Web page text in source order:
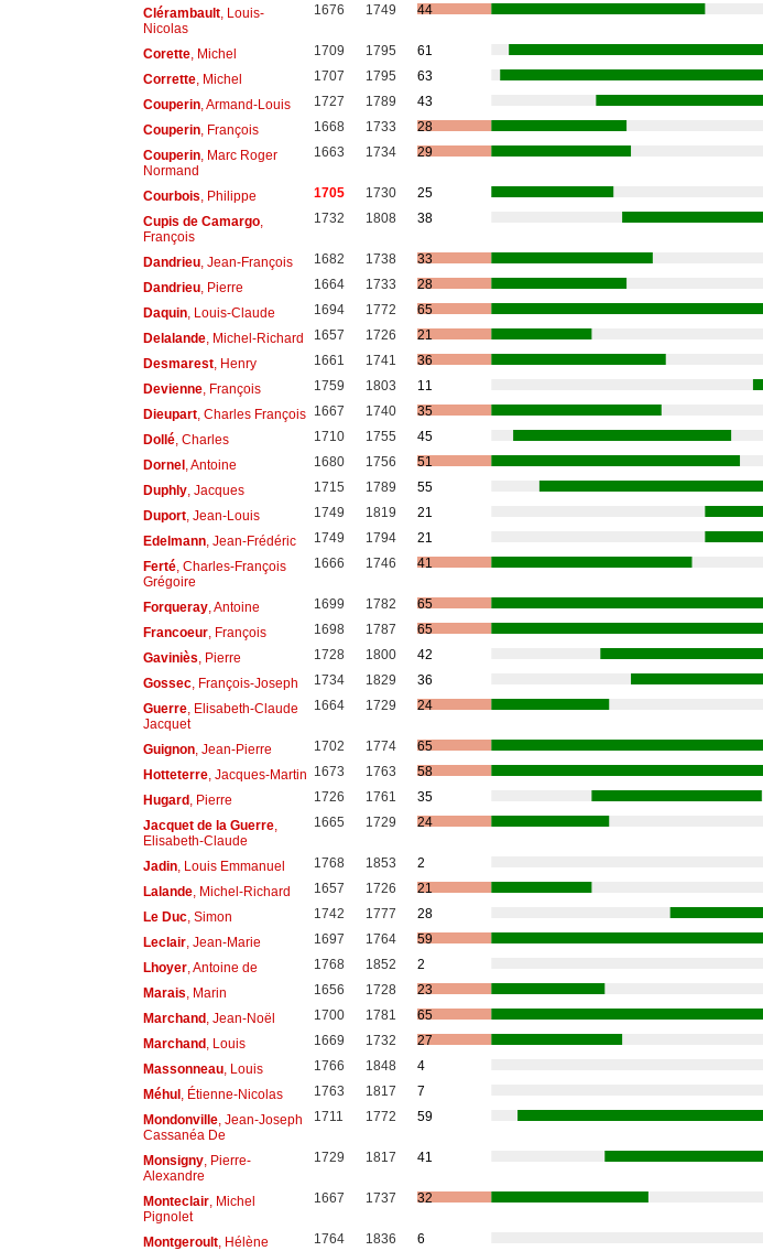
Clérambault, Louis-
Nicolas
1676 1749 44
Corette, Michel 1709 1795
61
Corrette, Michel 1707 1795
63
Couperin, Armand-Louis 1727 1789
43
Couperin, François 1668 1733
28
Couperin, Marc Roger
Normand
1663 1734 29
Courbois , Philippe 1705 1730
25
Cupis de Camargo,
François
1732 1808 38
Dandrieu, Jean-François 1682 1738
33
Dandrieu, Pierre 1664 1733
28
Daquin, Louis-Claude 1694 1772
65
Delalande, Michel-Richard 1657 1726
21
Desmarest, Henry 1661 1741
36
Devienne, François 1759 1803
11
Dieupart, Charles François 1667 1740
35
Dollé, Charles 1710 1755
45
Dornel, Antoine 1680 1756
51
Duphly, Jacques 1715 1789
55
Duport, Jean-Louis 1749 1819
21
Edelmann, Jean-Frédéric 1749 1794
21
Ferté, Charles-François
Grégoire
1666 1746 41
Forqueray, Antoine 1699 1782
65
Francoeur, François 1698 1787
65
Gaviniès , Pierre 1728 1800
42
Gossec, François-Joseph 1734 1829
36
Guerre, Elisabeth-Claude
Jacquet
1664 1729 24
Guignon, Jean-Pierre 1702 1774
65
Hotteterre, Jacques-Martin 1673 1763
58
Hugard, Pierre 1726 1761
35
Jacquet de la Guerre,
Elisabeth-Claude
1665 1729 24
Jadin, Louis Emmanuel 1768 1853
2
Lalande, Michel-Richard 1657 1726
21
Le Duc, Simon 1742 1777
28
Leclair, Jean-Marie 1697 1764
59
Lhoyer, Antoine de 1768 1852
2
Marais , Marin 1656 1728
23
Marchand, Jean-Noël 1700 1781
65
Marchand, Louis 1669 1732
27
Massonneau, Louis 1766 1848
4
Méhul, Étienne-Nicolas 1763 1817
7
Mondonville, Jean-Joseph
Cassanéa De
1711 1772 59
Monsigny, Pierre-
Alexandre
1729 1817 41
Monteclair, Michel
Pignolet
1667 1737 32
Montgeroult, Hélène 1764 1836 6